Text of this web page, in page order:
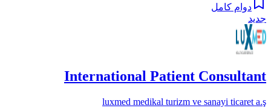
دوام كامل
جديد
International Patient Consultant
luxmed medikal turizm ve sanayi ticaret a.ş